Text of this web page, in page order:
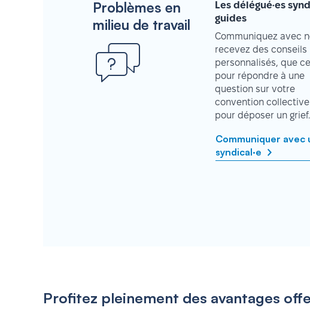
Problèmes en
milieu de travail
Les délégué·es
guides
Communiquez avec
recevez des conseils
personnalisés, que
pour répondre à une
question sur votre
convention collective
pour déposer un grief.
Communiquer avec
syndical·e
Profitez pleinement des avantages